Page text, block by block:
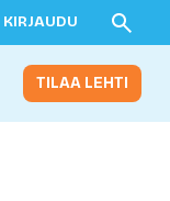
KIRJAUDU
TILAA LEHTI